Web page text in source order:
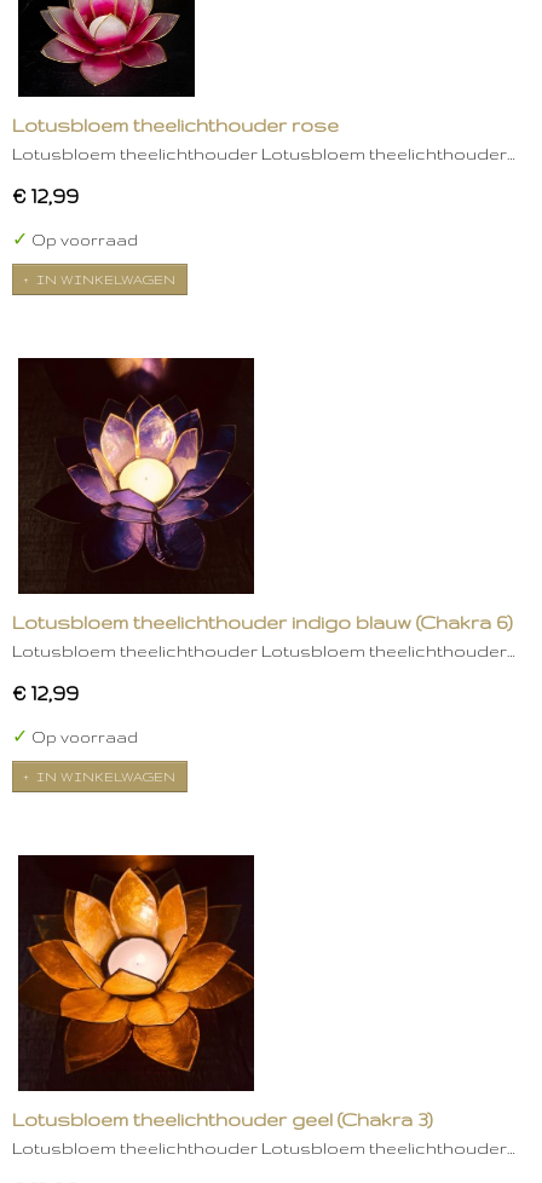
Lotusbloem theelichthouder rose
Lotusbloem theelichthouder Lotusbloem theelichthouder…
€ 12,99
✓ Op voorraad
IN WINKELWAGEN
Lotusbloem theelichthouder indigo blauw (Chakra 6)
Lotusbloem theelichthouder Lotusbloem theelichthouder…
€ 12,99
✓ Op voorraad
IN WINKELWAGEN
Lotusbloem theelichthouder geel (Chakra 3)
Lotusbloem theelichthouder Lotusbloem theelichthouder…